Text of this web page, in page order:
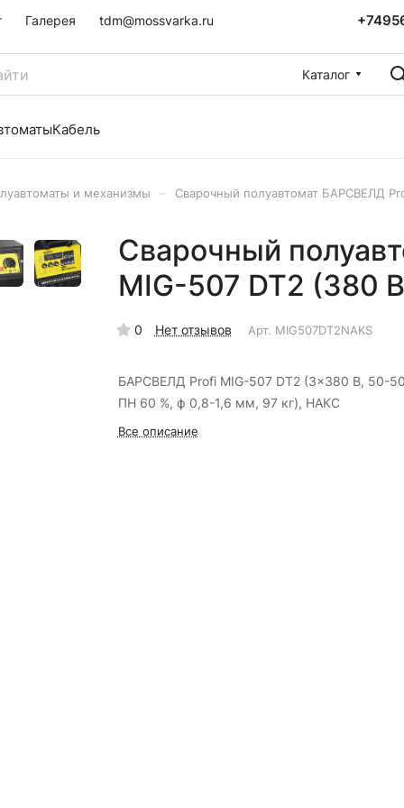
Галерея tdm@mossvarka.ru
Каталог
Кабель
и механизмы Сварочный полуавтомат БАРСВЕЛД
Сварочный
MIG-507 DT2 (380
0 Нет отзывов Арт. MIG507DT2NAKS
БАРСВЕЛД Profi MIG-507 DT2 (3x380 В, 50-
ПН 60 %, ф 0,8-1,6 мм, 97 кг), НАКС
Все описание